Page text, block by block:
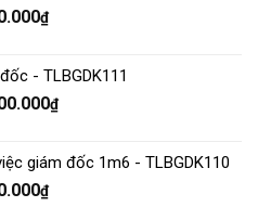
₫
- TLBGDK111
₫
giám đốc 1m6 - TLBGDK110
₫